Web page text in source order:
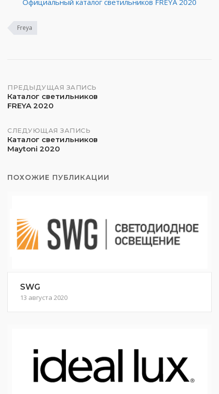
Freya
Навигация
по
записям
ПРЕДЫДУЩАЯ ЗАПИСЬ
Каталог светильников
FREYA 2020
СЛЕДУЮЩАЯ ЗАПИСЬ
Каталог светильников
Maytoni 2020
ПОХОЖИЕ ПУБЛИКАЦИИ
SWG
13 августа 2020